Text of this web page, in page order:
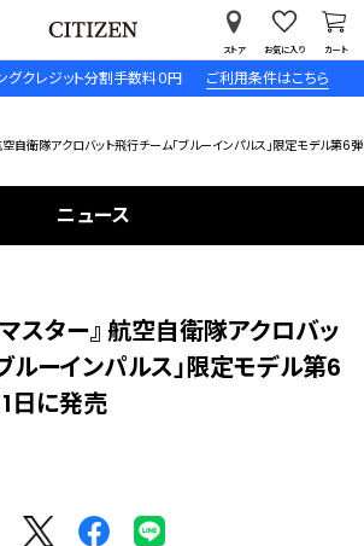
クレジット分割手数料０円 ご利用条件はこちら
ストア お気に入り カート
空自衛隊アクロバット飛行チーム「ブルーインパルス」限定モデル第6弾
ニュース
スター』 航空自衛隊アクロバッ
ルーインパルス」限定モデル第6
日に発売